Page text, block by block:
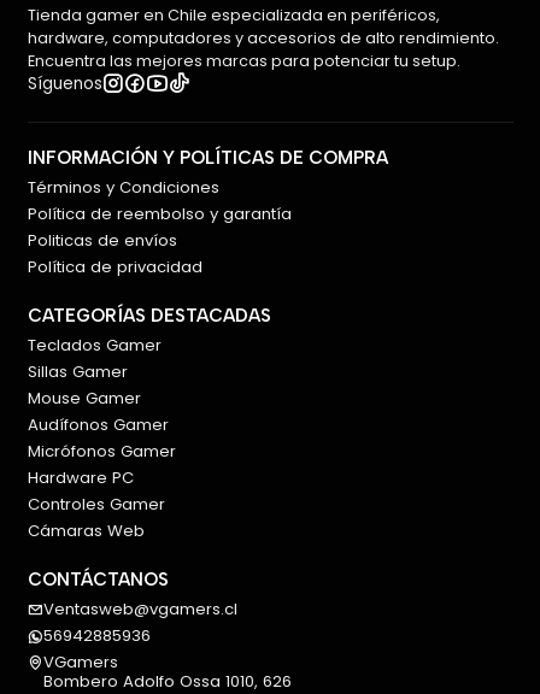
Tienda gamer en Chile especializada en periféricos,
hardware, computadores y accesorios de alto rendimiento.
Encuentra las mejores marcas para potenciar tu setup.
Síguenos
INFORMACIÓN Y POLÍTICAS DE COMPRA
Términos y Condiciones
Política de reembolso y garantía
Politicas de envíos
Política de privacidad
CATEGORÍAS DESTACADAS
Teclados Gamer
Sillas Gamer
Mouse Gamer
Audífonos Gamer
Micrófonos Gamer
Hardware PC
Controles Gamer
Cámaras Web
CONTÁCTANOS
Ventasweb@vgamers.cl
56942885936
VGamers
Bombero Adolfo Ossa 1010, 626